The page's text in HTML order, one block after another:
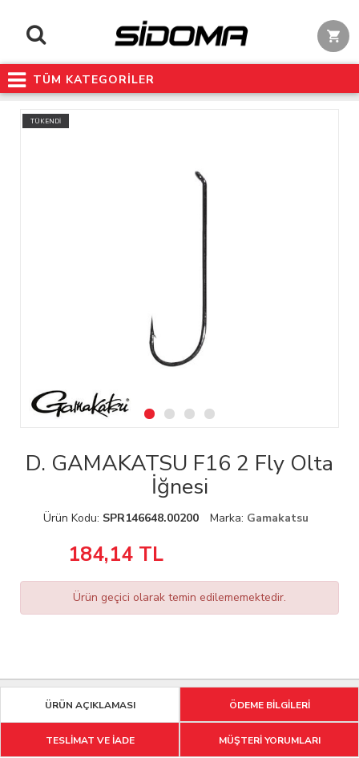
TÜM KATEGORİLER
TÜKENDİ
D. GAMAKATSU F16 2 Fly Olta
İğnesi
Ürün Kodu: SPR146648.00200 Marka: Gamakatsu
184,14TL
Ürün geçici olarak temin edilememektedir.
ÜRÜN AÇIKLAMASI ÖDEME BİLGİLERİ
TESLİMAT VE İADE MÜŞTERİ YORUMLARI